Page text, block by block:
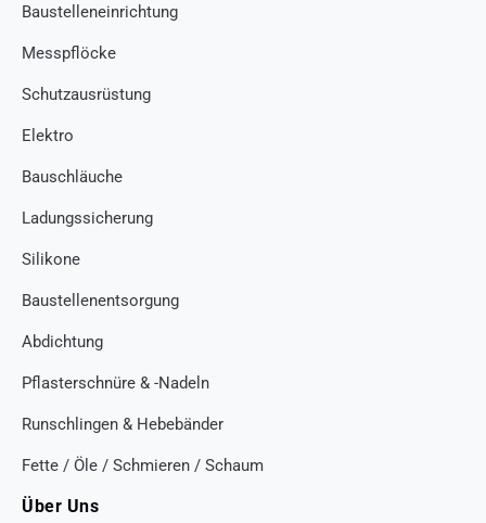
Baustelleneinrichtung
Messpflöcke
Schutzausrüstung
Elektro
Bauschläuche
Ladungssicherung
Silikone
Baustellenentsorgung
Abdichtung
Pflasterschnüre & -Nadeln
Runschlingen & Hebebänder
Fette / Öle / Schmieren / Schaum
Über Uns